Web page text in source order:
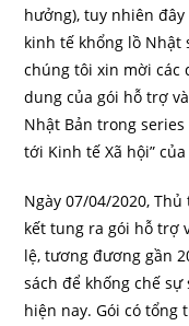
hưởng), tuy nhiên
kinh tế khổng lồ Nhật
chúng tôi xin mời các
dung của gói hỗ trợ
Nhật Bản trong series
tới Kinh tế Xã hội” của
Ngày 07/04/2020,
kết tung ra gói hỗ trợ
lệ, tương đương gần
sách để khống chế
hiện nay. Gói có tổng